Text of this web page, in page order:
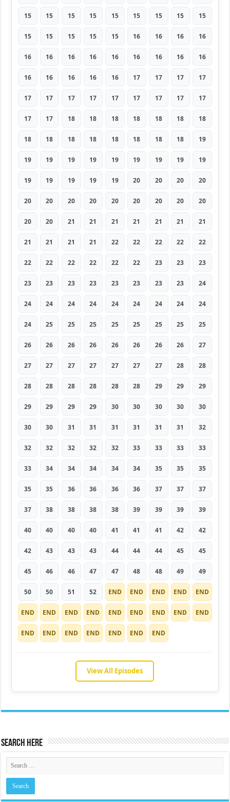
15 15 15 15 15 15 15 15 15
15 15 15 15 15 16 16 16 16
16 16 16 16 16 16 16 16 16
16 16 16 16 16 17 17 17 17
17 17 17 17 17 17 17 17 17
17 17 18 18 18 18 18 18 18
18 18 18 18 18 18 18 18 19
19 19 19 19 19 19 19 19 19
19 19 19 19 19 20 20 20 20
20 20 20 20 20 20 20 20 20
20 20 21 21 21 21 21 21 21
21 21 21 21 22 22 22 22 22
22 22 22 22 22 22 23 23 23
23 23 23 23 23 23 23 23 24
24 24 24 24 24 24 24 24 24
24 25 25 25 25 25 25 25 25
26 26 26 26 26 26 26 26 27
27 27 27 27 27 27 27 28 28
28 28 28 28 28 28 29 29 29
29 29 29 29 30 30 30 30 30
30 30 31 31 31 31 31 31 32
32 32 32 32 32 33 33 33 33
33 34 34 34 34 34 35 35 35
35 35 36 36 36 36 37 37 37
37 38 38 38 38 39 39 39 39
40 40 40 40 41 41 41 42 42
42 43 43 43 44 44 44 45 45
45 46 46 47 47 48 48 49 49
50 50 51 52 END END END END END
END END END END END END END END END
END END END END END END END
View All Episodes
Search Here